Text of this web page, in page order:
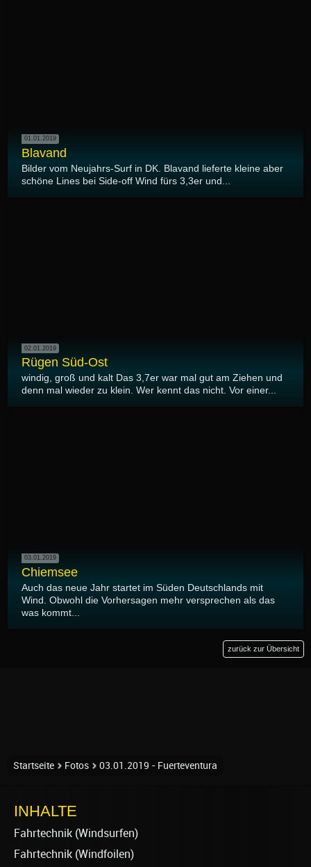
01.01.2019
Blavand
Bilder vom Neujahrs-Surf in DK. Blavand lieferte kleine aber
schöne Lines bei Side-off Wind fürs 3,3er und...
02.01.2019
Rügen Süd-Ost
windig, groß und kalt Das 3,7er war mal gut am Ziehen und
denn mal wieder zu klein. Wer kennt das nicht. Vor einer...
03.01.2019
Chiemsee
Auch das neue Jahr startet im Süden Deutschlands mit
Wind. Obwohl die Vorhersagen mehr versprechen als das
was kommt...
zurück zur Übersicht
Startseite Fotos 03.01.2019 - Fuerteventura
INHALTE
Fahrtechnik (Windsurfen)
Fahrtechnik (Windfoilen)